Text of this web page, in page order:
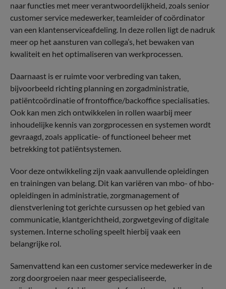
naar functies met meer verantwoordelijkheid, zoals senior
customer service medewerker, teamleider of coördinator
van een klantenserviceafdeling. In deze rollen ligt de nadruk
meer op het aansturen van collega’s, het bewaken van
kwaliteit en het optimaliseren van werkprocessen.
Daarnaast is er ruimte voor verbreding van taken,
bijvoorbeeld richting planning en zorgadministratie,
patiëntcoördinatie of frontoffice/backoffice specialisaties.
Ook kan men zich ontwikkelen in rollen waarbij meer
inhoudelijke kennis van zorgprocessen en systemen wordt
gevraagd, zoals applicatie- of functioneel beheer met
betrekking tot patiëntsystemen.
Voor deze ontwikkeling zijn vaak aanvullende opleidingen
en trainingen van belang. Dit kan variëren van mbo- of hbo-
opleidingen in administratie, zorgmanagement of
dienstverlening tot gerichte cursussen op het gebied van
communicatie, klantgerichtheid, zorgwetgeving of digitale
systemen. Interne scholing speelt hierbij vaak een
belangrijke rol.
Samenvattend kan een customer service medewerker in de
zorg doorgroeien naar meer gespecialiseerde,